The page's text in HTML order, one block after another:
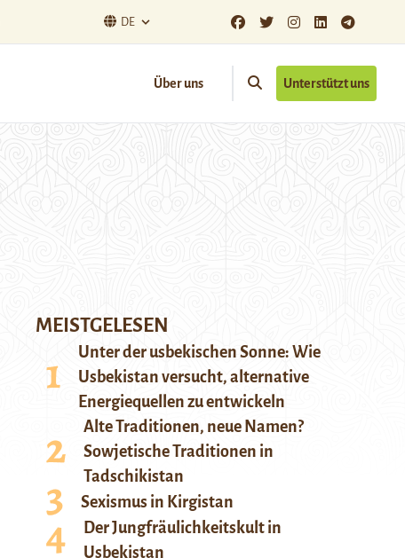
DE
Über uns Unterstützt uns
MEISTGELESEN
Unter der usbekischen Sonne: Wie
Usbekistan versucht, alternative
Energiequellen zu entwickeln
Alte Traditionen, neue Namen?
Sowjetische Traditionen in
Tadschikistan
Sexismus in Kirgistan
Der Jungfräulichkeitskult in
Usbekistan